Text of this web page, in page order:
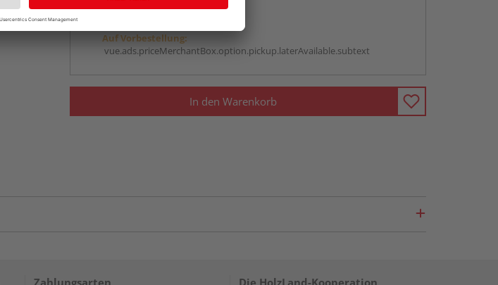
Auf Vorbestellung:
vue.ads.priceMerchantBox.option.pickup.laterAvailable.subtext
In den Warenkorb
Zahlungsarten Die HolzLand-Kooperation